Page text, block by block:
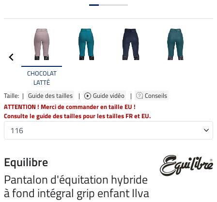
CHOCOLAT
LATTÉ
Taille: | Guide des tailles | Guide vidéo |
Conseils
ATTENTION ! Merci de commander en taille EU !
Consulte le guide des tailles pour les tailles FR et EU.
Equilibre
Pantalon d'équitation hybride
à fond intégral grip enfant Ilva